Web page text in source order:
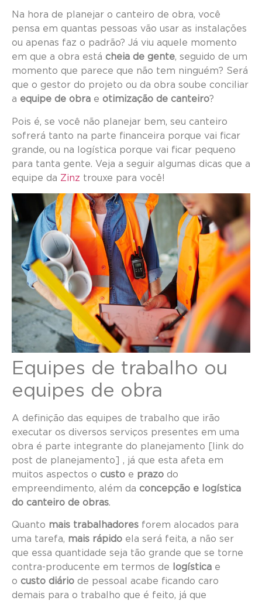
Na hora de planejar o canteiro de obra, você
pensa em quantas pessoas vão usar as instalações
ou apenas faz o padrão? Já viu aquele momento
em que a obra está cheia de gente, seguido de um
momento que parece que não tem ninguém? Será
que o gestor do projeto ou da obra soube conciliar
a equipe de obra e otimização de canteiro?
Pois é, se você não planejar bem, seu canteiro
sofrerá tanto na parte financeira porque vai ficar
grande, ou na logística porque vai ficar pequeno
para tanta gente. Veja a seguir algumas dicas que a
equipe da Zinz trouxe para você!
Equipes de trabalho ou
equipes de obra
A definição das equipes de trabalho que irão
executar os diversos serviços presentes em uma
obra é parte integrante do planejamento [link do
post de planejamento] , já que esta afeta em
muitos aspectos o custo e prazo do
empreendimento, além da concepção e logística
do canteiro de obras.
Quanto mais trabalhadores forem alocados para
uma tarefa, mais rápido ela será feita, a não ser
que essa quantidade seja tão grande que se torne
contra-producente em termos de
logística e
o custo diário de pessoal acabe ficando caro
demais para o trabalho que é feito, já que